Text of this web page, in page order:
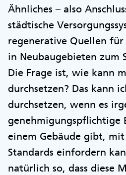
Ähnliches – also
städtische
regenerative Quellen
in Neubaugebieten zum
Die Frage ist, wie kann
durchsetzen? Das kann
durchsetzen, wenn es
genehmigungspflichtige
einem Gebäude gibt,
Standards einfordern
natürlich so, dass diese